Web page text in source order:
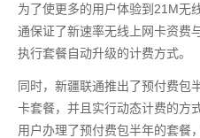
为了使更多的用户体验到21M无
通保证了新速率无线上网卡资费
执行套餐自动升级的计费方式。
同时，新疆联通推出了预付费包
卡套餐，并且实行动态计费的方
用户办理了预付费包半年的套餐